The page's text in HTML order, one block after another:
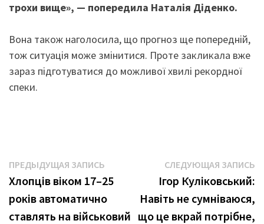
трохи вище», — попередила Наталія Діденко.
Вона також наголосила, що прогноз ще попередній,
тож ситуація може змінитися. Проте закликала вже
зараз підготуватися до можливої хвилі рекордної
спеки.
Навигация
по
записям
ПРЕДЫДУЩАЯ ЗАПИСЬ
запись:
Хлопців віком 17–25
років автоматично
ставлять на військовий
СЛЕДУЮЩАЯ ЗАПИСЬ
Ігор Куліковський:
Навіть не сумніваюся,
що це вкрай потрібне,